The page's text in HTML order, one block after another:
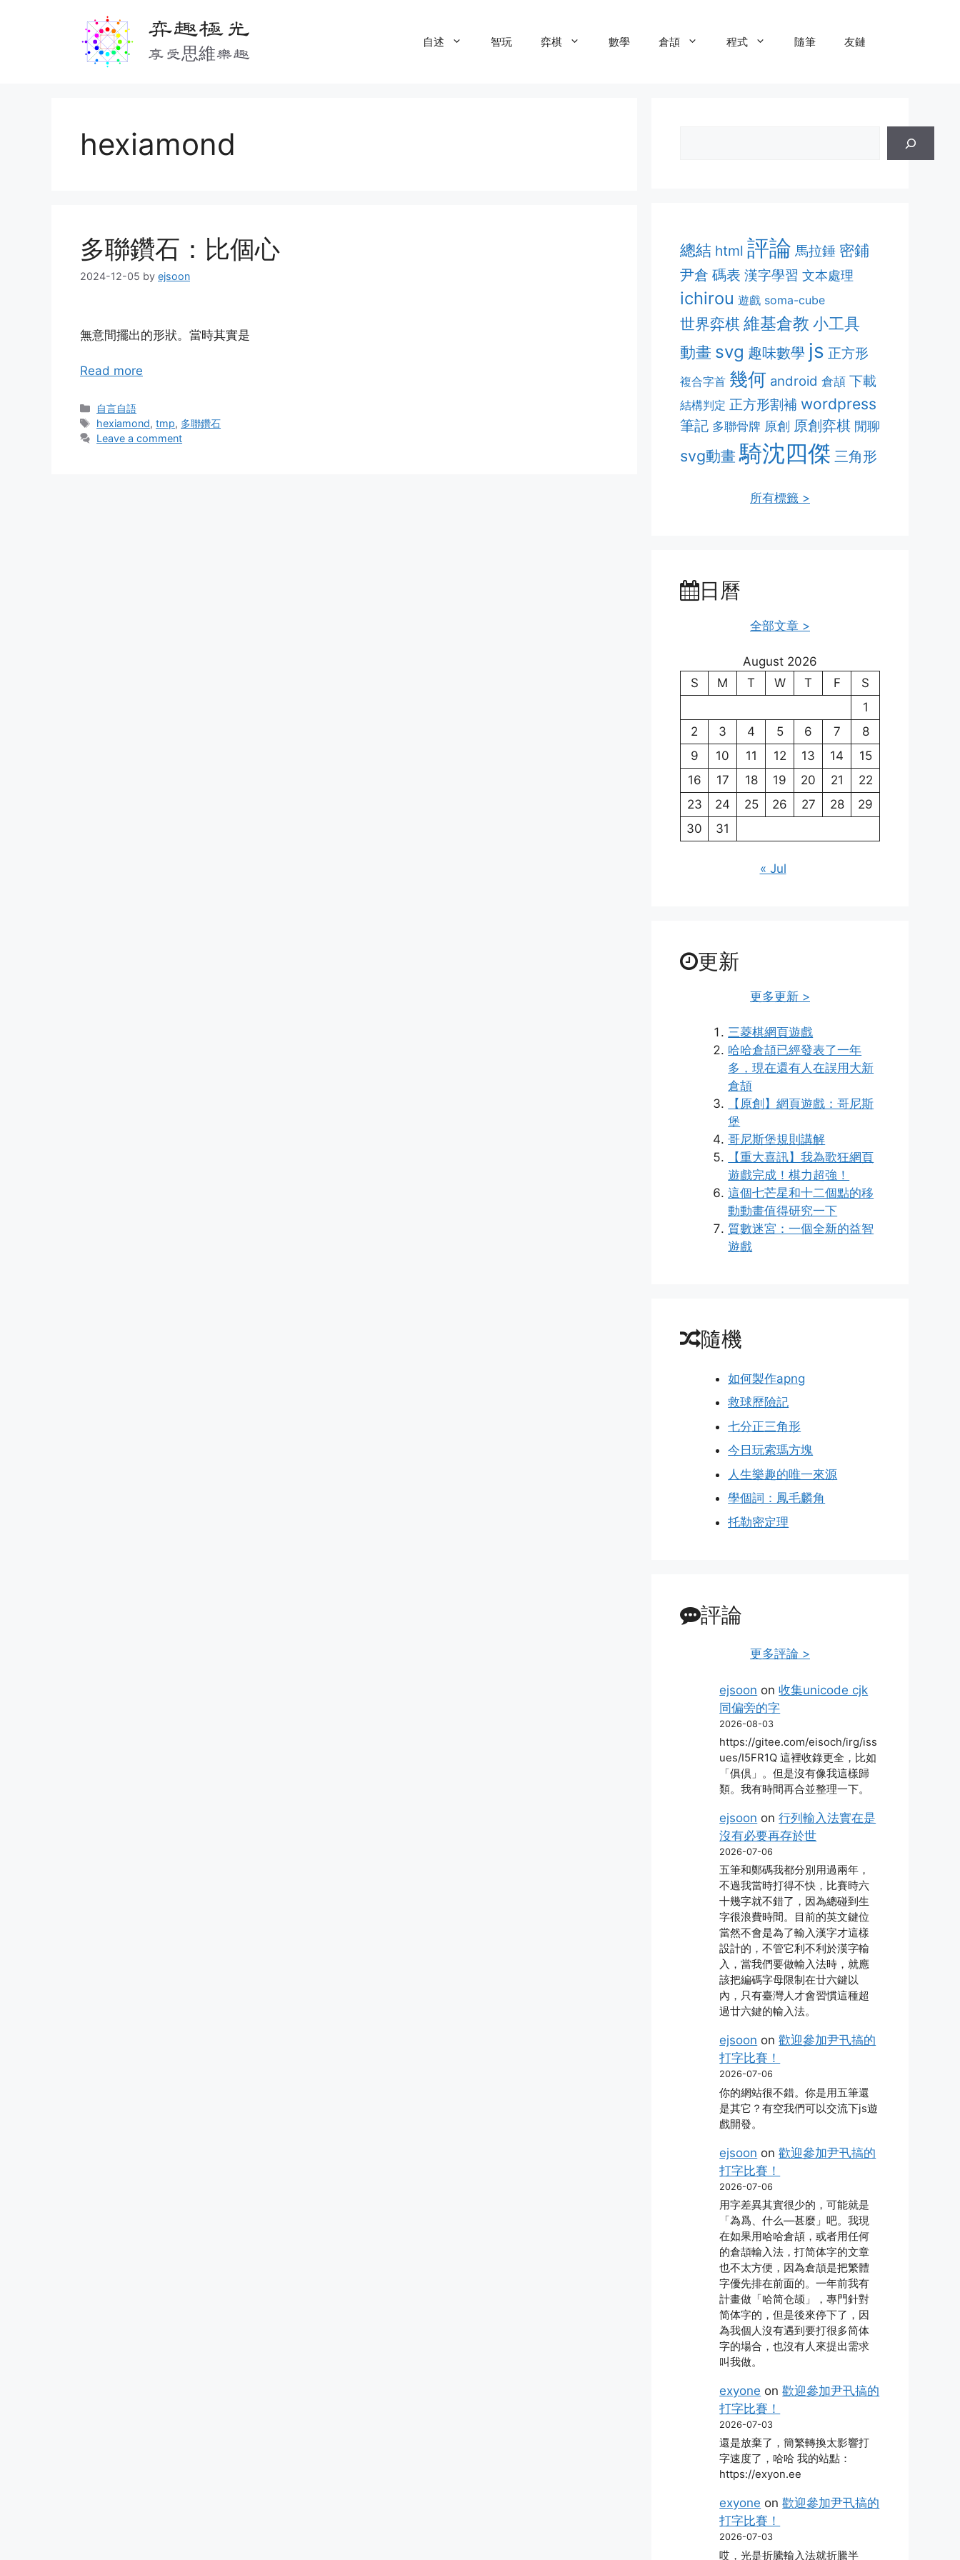
弈趣極光
享受思維樂趣
自述 智玩 弈棋 數學 倉頡 程式 隨筆 友鏈
hexiamond
多聯鑽石：比個心
2024-12-05 by ejsoon
無意間擺出的形狀。當時其實是
Read more
Categories
自言自語
Tags
hexiamond,tmp, 多聯鑽石
Leave a comment
總結 html 評論 馬拉錘 密鋪
尹倉 碼表 漢字學習 文本處理
ichirou 遊戲 soma-cube
世界弈棋 維基倉教 小工具
動畫 svg 趣味數學 js 正方形
複合字首 幾何 android 倉頡 下載
結構判定 正方形割補 wordpress
筆記 多聯骨牌 原創 原創弈棋 閒聊
svg動畫 騎沈四傑 三角形
所有標籤 >
日曆
全部文章 >
August 2026
S
M T W T F
S
1
2
3 4 5 6 7
8
9
10 11 12 13 14
15
16
17 18 19 20 21
22
23
24 25 26 27 28
29
30
31
« Jul
更新
更多更新 >
三菱棋網頁遊戲
哈哈倉頡已經發表了一年
多，現在還有人在誤用大新
倉頡
【原創】網頁遊戲：哥尼斯
堡
哥尼斯堡規則講解
【重大喜訊】我為歌狂網頁
遊戲完成！棋力超強！
這個七芒星和十二個點的移
動動畫值得研究一下
質數迷宮：一個全新的益智
遊戲
隨機
如何製作apng
救球歷險記
七分正三角形
今日玩索瑪方塊
人生樂趣的唯一來源
學個詞：鳳毛麟角
托勒密定理
評論
更多評論 >
ejsoon on收集unicode cjk
同偏旁的字
2026-08-03
https://gitee.com/eisoch/irg/iss
ues/I5FR1Q 這裡收錄更全，比如
「俱倶」。但是沒有像我這樣歸
類。我有時間再合並整理一下。
ejsoon on行列輸入法實在是
沒有必要再存於世
2026-07-06
五筆和鄭碼我都分別用過兩年，
不過我當時打得不快，比賽時六
十幾字就不錯了，因為總碰到生
字很浪費時間。目前的英文鍵位
當然不會是為了輸入漢字才這樣
設計的，不管它利不利於漢字輸
入，當我們要做輸入法時，就應
該把編碼字母限制在廿六鍵以
內，只有臺灣人才會習慣這種超
過廿六鍵的輸入法。
ejsoon on歡迎參加尹卂搞的
打字比賽！
2026-07-06
你的網站很不錯。你是用五筆還
是其它？有空我們可以交流下js遊
戲開發。
ejsoon on歡迎參加尹卂搞的
打字比賽！
2026-07-06
用字差異其實很少的，可能就是
「為爲、什么―甚麼」吧。我現
在如果用哈哈倉頡，或者用任何
的倉頡輸入法，打简体字的文章
也不太方便，因為倉頡是把繁體
字優先排在前面的。一年前我有
計畫做「哈简仓颉」，專門針對
简体字的，但是後來停下了，因
為我個人沒有遇到要打很多简体
字的場合，也沒有人來提出需求
叫我做。
exyone on歡迎參加尹卂搞的
打字比賽！
2026-07-03
還是放棄了，簡繁轉換太影響打
字速度了，哈哈 我的站點：
https://exyon.ee
exyone on歡迎參加尹卂搞的
打字比賽！
2026-07-03
哎，光是折騰輸入法就折騰半